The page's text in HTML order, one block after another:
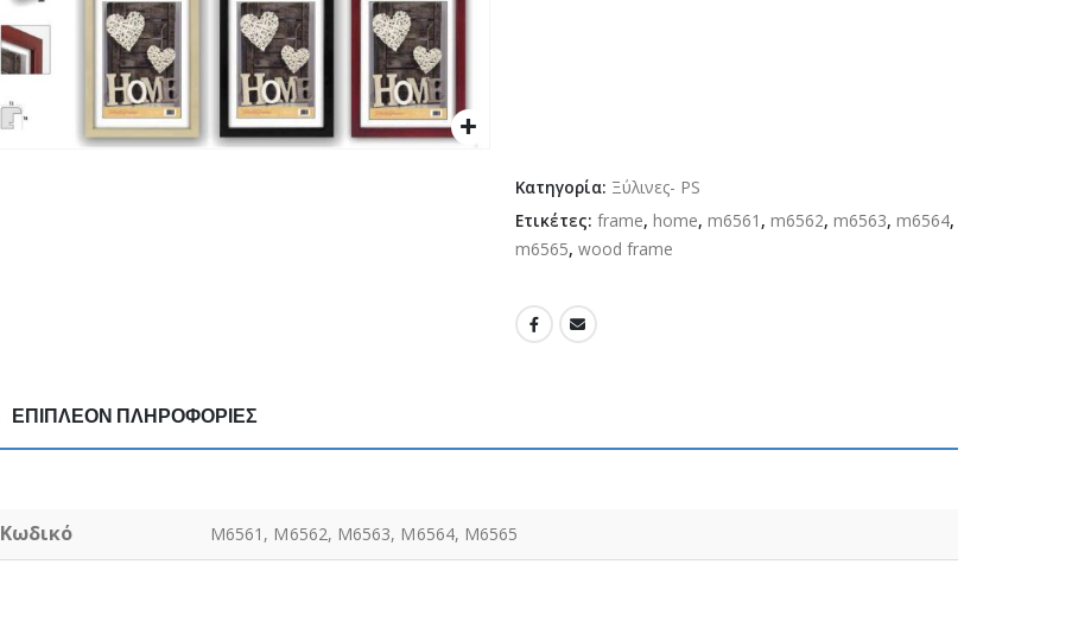
Κατηγορία: Ξύλινες- PS
Ετικέτες: frame, home, m6561 , m6562, m6563, m6564,
m6565, wood frame
ΕΠΙΠΛΈΟΝ ΠΛΗΡΟΦΟΡΊΕΣ
Κωδικό M6561, M6562, M6563, M6564, M6565